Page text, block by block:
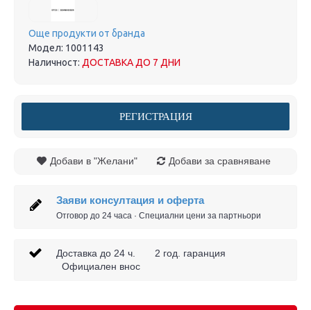
Още продукти от бранда
Модел: 1001143
Наличност: ДОСТАВКА ДО 7 ДНИ
РЕГИСТРАЦИЯ
Добави в "Желани" Добави за сравняване
Заяви консултация и оферта
Отговор до 24 часа · Специални цени за партньори
Доставка до 24 ч. 2 год. гаранция
Официален внос